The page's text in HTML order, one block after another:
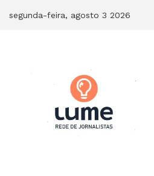
segunda-feira, agosto 3 2026